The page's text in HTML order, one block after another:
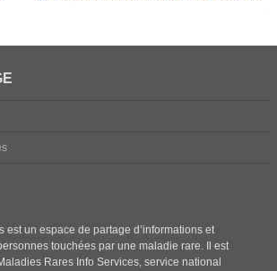
est un espace de partage d’informations et
touchées par une maladie rare. Il est
Rares Info Services, service national